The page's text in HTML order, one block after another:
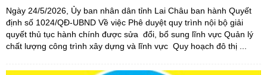
Ngày 24/5/2026, Ủy ban nhân dân tỉnh Lai Châu ban hành Quyết
định số 1024/QĐ-UBND Về việc Phê duyệt quy trình nội bộ giải
quyết thủ tục hành chính được sửa đổi, bổ sung lĩnh vực Quản lý
chất lượng công trình xây dựng và lĩnh vực Quy hoạch đô thị ...